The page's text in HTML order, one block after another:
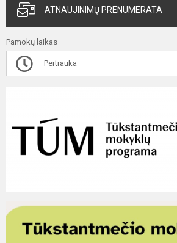
ATNAUJINIMŲ PRENUMERATA
Pamokų laikas
Pertrauka